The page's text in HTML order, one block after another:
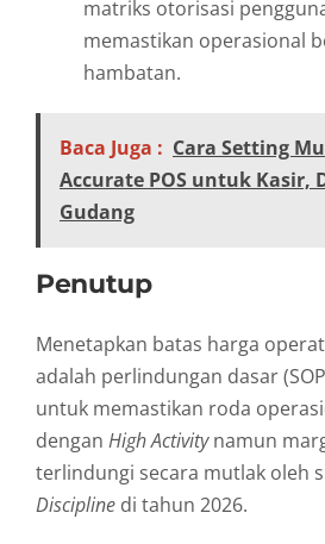
matriks otorisasi
memastikan operasional
hambatan.
Baca Juga : Cara Setting
Accurate POS untuk Kasir,
Gudang
Penutup
Menetapkan batas harga
adalah perlindungan dasar
untuk memastikan roda
dengan High Activitynamun
terlindungi secara mutlak oleh
Discipline di tahun 2026.